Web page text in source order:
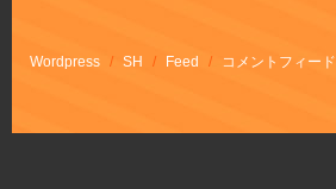
Wordpress / SH / Feed / コメントフィード